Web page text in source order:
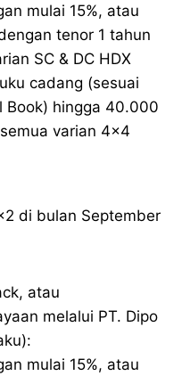
mulai 15%, atau
tenor 1 tahun
SC & DC HDX
cadang (sesuai
Book) hingga 40.000
varian 4×4
di bulan September
atau
melalui PT. Dipo
mulai 15%, atau